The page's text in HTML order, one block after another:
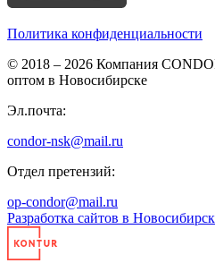
Политика конфиденциальности
© 2018 – 2026 Компания
оптом в Новосибирске
Эл.почта:
condor-nsk@mail.ru
Отдел претензий:
op-condor@mail.ru
Разработка сайтов в